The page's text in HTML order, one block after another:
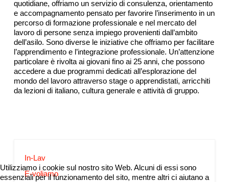
quotidiane, offriamo un servizio di consulenza, orientamento
e accompagnamento pensato per favorire l’inserimento in un
percorso di formazione professionale e nel mercato del
lavoro di persone senza impiego provenienti dall’ambito
dell’asilo. Sono diverse le iniziative che offriamo per facilitare
l’apprendimento e l’integrazione professionale. Un’attenzione
particolare è rivolta ai giovani fino ai 25 anni, che possono
accedere a due programmi dedicati all’esplorazione del
mondo del lavoro attraverso stage o apprendistati, arricchiti
da lezioni di italiano, cultura generale e attività di gruppo.
In-Lav
E-voliamo
Utilizziamo i cookie sul nostro sito Web. Alcuni di essi sono
essenziali per il funzionamento del sito, mentre altri ci aiutano a